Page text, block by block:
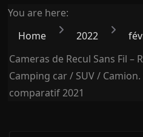
You are here:
Home
2022
Cameras de Recul Sans Fil –
Camping car / SUV / Camion.
comparatif 2021